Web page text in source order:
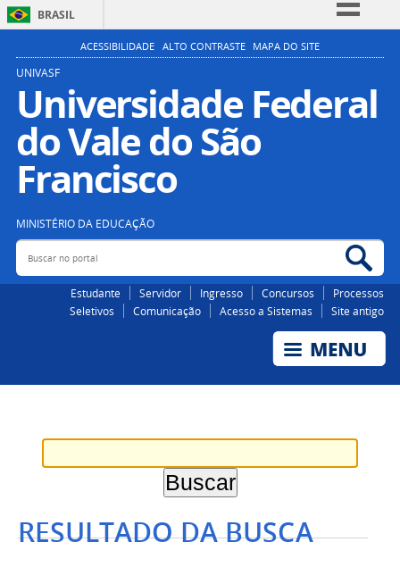
BRASIL
Simplifique!
Participe
Acesso à informação
Legislação
ACESSIBILIDADE ALTO CONTRASTE MAPA DO SITE
UNIVASF
Universidade Federal
do Vale do São
Francisco
MINISTÉRIO DA EDUCAÇÃO
Buscar no portal
Estudante Servidor Ingresso Concursos
Processos
Seletivos
Comunicação Acesso a Sistemas Site antigo
RESULTADO DA BUSCA